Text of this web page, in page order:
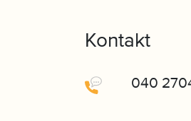
Kontakt
040